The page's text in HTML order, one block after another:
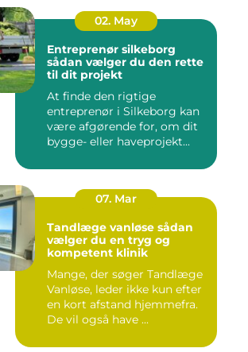
02. May
Entreprenør silkeborg
sådan vælger du den rette
til dit projekt
At finde den rigtige
entreprenør i Silkeborg kan
være afgørende for, om dit
bygge- eller haveprojekt...
07. Mar
Tandlæge vanløse sådan
vælger du en tryg og
kompetent klinik
Mange, der søger Tandlæge
Vanløse, leder ikke kun efter
en kort afstand hjemmefra.
De vil også have ...